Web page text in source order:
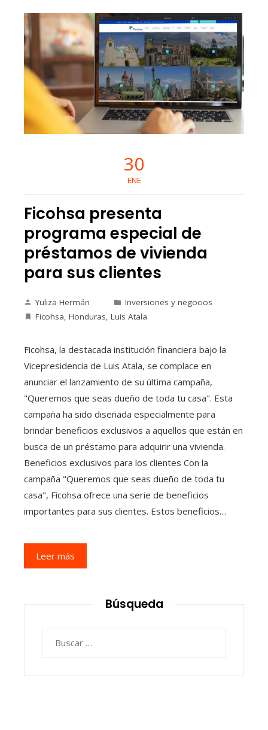
30
ENE
Ficohsa presenta
programa especial de
préstamos de vivienda
para sus clientes
Yuliza Hermán
Inversiones y negocios
Ficohsa, Honduras, Luis Atala
Ficohsa, la destacada institución financiera bajo la
Vicepresidencia de Luis Atala, se complace en
anunciar el lanzamiento de su última campaña,
"Queremos que seas dueño de toda tu casa". Esta
campaña ha sido diseñada especialmente para
brindar beneficios exclusivos a aquellos que están en
busca de un préstamo para adquirir una vivienda.
Beneficios exclusivos para los clientes Con la
campaña "Queremos que seas dueño de toda tu
casa", Ficohsa ofrece una serie de beneficios
importantes para sus clientes. Estos beneficios…
Leer más
Búsqueda